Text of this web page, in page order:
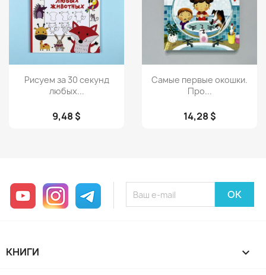
Просмотр
Рисуем за 30 секунд
любых...
9,48 $
 Просмотр
Самые первые окошки.
Про...
14,28 $
YouTube InstagramTelegram
КНИГИ 